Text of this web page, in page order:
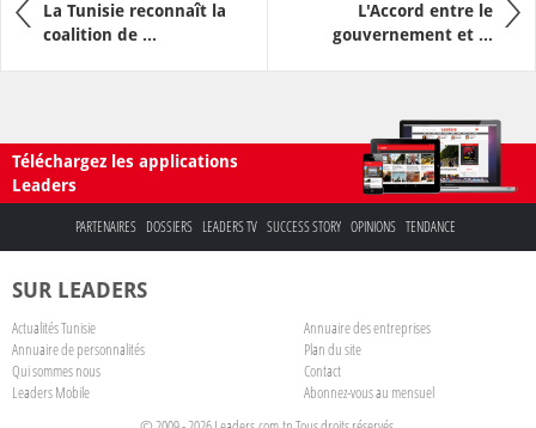
La Tunisie reconnaît la
coalition de ...
L'Accord entre le
gouvernement et ...
Téléchargez les applications
Leaders
PARTENAIRES DOSSIERS LEADERS TV SUCCESS STORY OPINIONS TENDANCE
SUR LEADERS
Actualités Tunisie
Annuaire des entreprises
Annuaire de personnalités
Plan du site
Qui sommes nous
Contact
Leaders Mobile
Abonnez-vous au mensuel